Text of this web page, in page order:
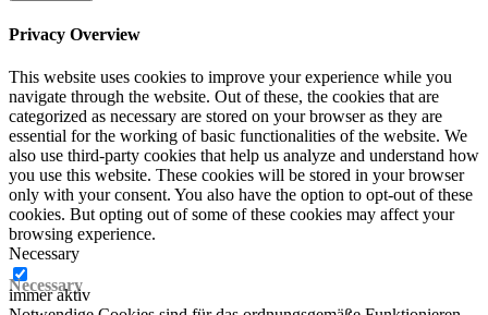
Privacy Overview
This website uses cookies to improve your experience while you
navigate through the website. Out of these, the cookies that are
categorized as necessary are stored on your browser as they are
essential for the working of basic functionalities of the website. We
also use third-party cookies that help us analyze and understand how
you use this website. These cookies will be stored in your browser
only with your consent. You also have the option to opt-out of these
cookies. But opting out of some of these cookies may affect your
browsing experience.
Necessary
Necessary
immer aktiv